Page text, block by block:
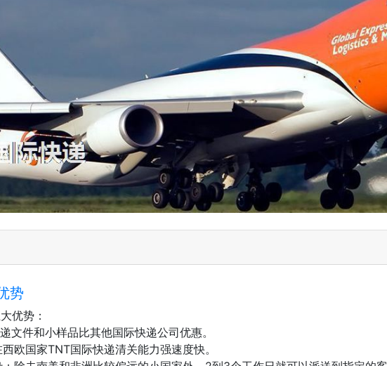
势
优势：
文件和小样品比其他国际快递公司优惠。
欧国家TNT国际快递清关能力强速度快。